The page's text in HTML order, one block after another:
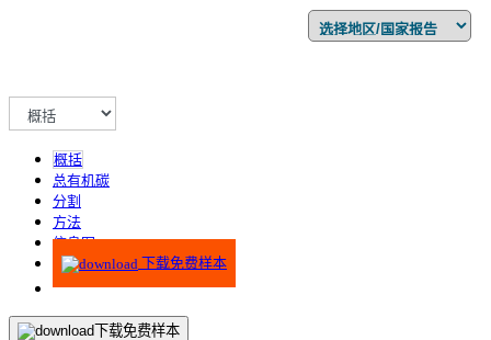
概括
总有机碳
分割
方法
信息图
下载免费样本
下载免费样本